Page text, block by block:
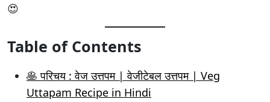
😍
Table of Contents
🥞 परिचय : वेज उत्तपम | वेजीटेबल उत्तपम | Veg
Uttapam Recipe in Hindi